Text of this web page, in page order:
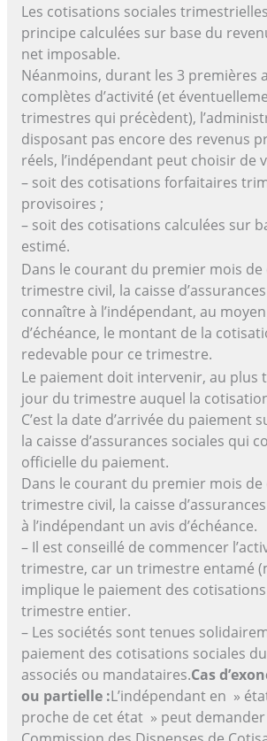
Les cotisations sociales
principe calculées sur base du
net imposable.
Néanmoins, durant les 3 premières
complètes d’activité (et
trimestres qui précèdent),
disposant pas encore des revenus
réels, l’indépendant peut choisir de
– soit des cotisations forfaitaires
provisoires ;
– soit des cotisations calculées sur
estimé.
Dans le courant du premier mois de
trimestre civil, la caisse
connaître à l’indépendant, au moyen
d’échéance, le montant de la
redevable pour ce trimestre.
Le paiement doit intervenir, au plus
jour du trimestre auquel la
C’est la date d’arrivée du paiement
la caisse d’assurances sociales qui
officielle du paiement.
Dans le courant du premier mois de
trimestre civil, la caisse
à l’indépendant un avis d’échéance.
– Il est conseillé de commencer
trimestre, car un trimestre entamé
implique le paiement des
trimestre entier.
– Les sociétés sont tenues
paiement des cotisations sociales
associés ou mandataires.Cas
ou partielle :L’indépendant en »
proche de cet état » peut demander